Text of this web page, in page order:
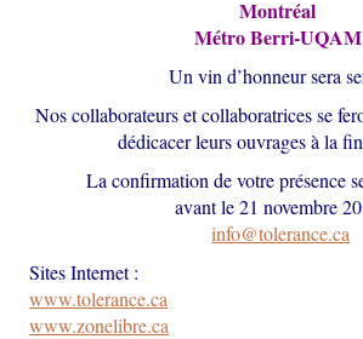
Montréal
Métro Berri-UQAM
Un vin d’honneur sera
Nos collaborateurs et collaboratrices se
dédicacer leurs ouvrages à la
La confirmation de votre présence
avant le 21 novembre
info@tolerance.ca
Sites Internet :
www.tolerance.ca
www.zonelibre.ca